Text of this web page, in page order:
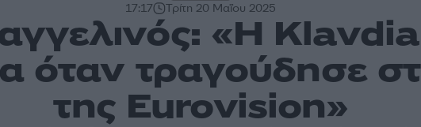
17:17 Τρίτη 20 Μαΐου 2025
«Η
όταν τραγούδησε
της Eurovision»